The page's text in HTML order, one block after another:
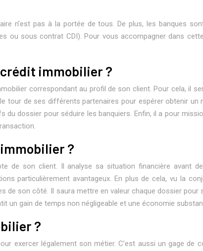
n’est pas à la portée de tous. De plus, les banques
ou sous contrat CDI). Pour vous accompagner dans
crédit immobilier ?
correspondant au profil de son client. Pour cela, il
tour de ses différents partenaires pour espérer obtenir
du dossier pour séduire les banquiers. Enfin, il a pour
?
de son client. Il analyse sa situation financière avant
particulièrement avantageux. En plus de cela, vu la
son côté. Il saura mettre en valeur chaque dossier pour
un gain de temps non négligeable et une économie
?
exercer légalement son métier. C’est aussi un gage de